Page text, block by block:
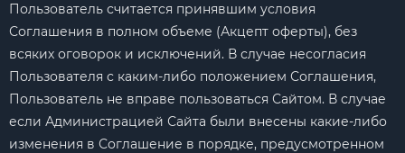
Пользователь считается принявшим условия
Соглашения в полном объеме (Акцепт оферты), без
всяких оговорок и исключений. В случае несогласия
Пользователя с каким-либо положением Соглашения,
Пользователь не вправе пользоваться Сайтом. В случае
если Администрацией Сайта были внесены какие-либо
изменения в Соглашение в порядке, предусмотренном